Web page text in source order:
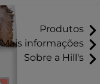
Produtos
Mais informações
Sobre a Hill's